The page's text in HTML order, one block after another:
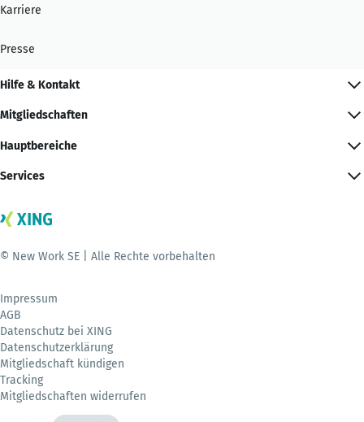
Karriere
Presse
Hilfe & Kontakt
Mitgliedschaften
Hauptbereiche
Services
© New Work SE | Alle Rechte vorbehalten
Impressum
AGB
Datenschutz bei XING
Datenschutzerklärung
Mitgliedschaft kündigen
Tracking
Mitgliedschaften widerrufen